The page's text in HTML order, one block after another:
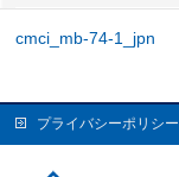
cmci_mb-74-1_jpn
プライバシーポリシー